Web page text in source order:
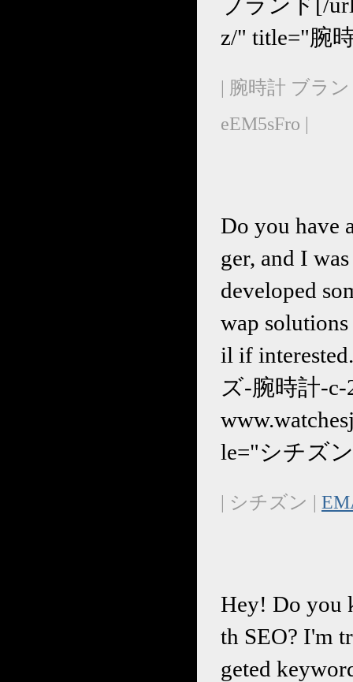
z/" title="腕
| 腕時計 ブラ
eEM5sFro |
Do you have
ger, and I
developed
wap
il if
ズ-腕時計-
le="シチズ
| シチズン |
Hey! Do you
th SEO? I'm
geted